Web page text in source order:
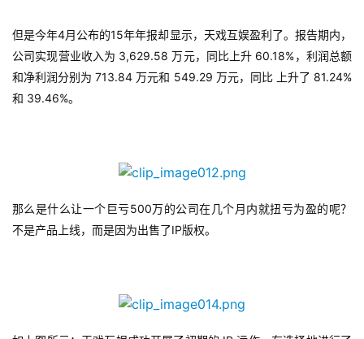
日
游
茶
上
但是今年4月公布的15年年报却显示，天戏互娱盈利了。报告期内，
公司实现营业收入为 3,629.58 万元，同比上升 60.18% ，利润总额
和净利润分别为 713.84 万元和 549.29 万元，同比 上升了 81.24%
和 39.46%。
那么是什么让一个巨亏500 万的公司在几个月内就扭亏为盈的呢？
不是产品上线，而是因为出售了IP版权。